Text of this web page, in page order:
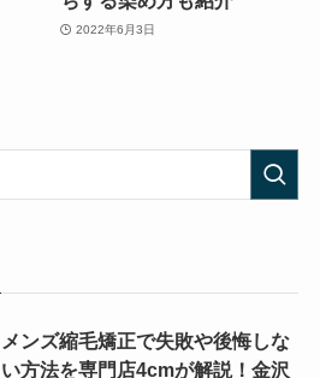
2022年6月3日
メンズ縮毛矯正で失敗や後悔しな
い方法を専門店4cmが解説！金沢